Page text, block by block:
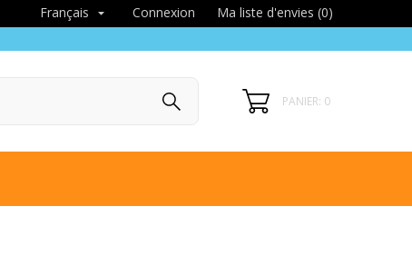
Français  Connexion Ma liste d'envies (0)
PANIER: 0